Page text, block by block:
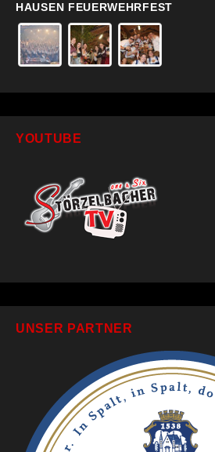
HAUSEN FEUERWEHRFEST
YOUTUBE
UNSER PARTNER